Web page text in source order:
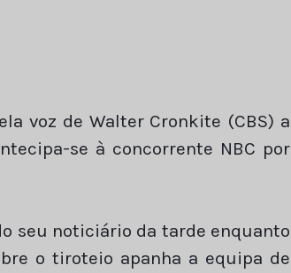
voz de Walter Cronkite (CBS) a
se à concorrente NBC por
seu noticiário da tarde enquanto
o tiroteio apanha a equipa de